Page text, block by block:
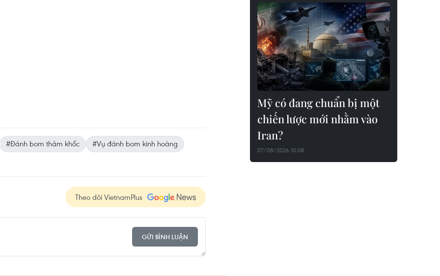
#Đánh bom thảm khốc
#Vụ đánh bom kinh hoàng
Theo dõi VietnamPlus
GỬI BÌNH LUẬN
Mỹ có đang chuẩn bị một
chiến lược mới nhằm vào
Iran?
07/08/2026 10:08